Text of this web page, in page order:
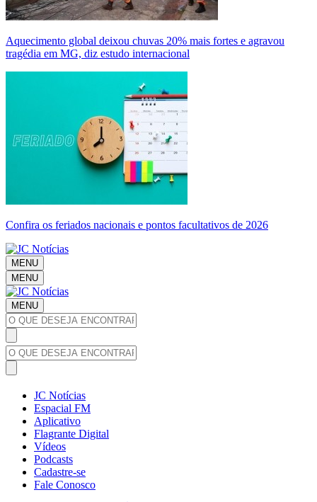
Aquecimento global deixou chuvas 20% mais fortes e agravou
tragédia em MG, diz estudo internacional
Confira os feriados nacionais e pontos facultativos de 2026
MENU
MENU
MENU
JC Notícias
Espacial FM
Aplicativo
Flagrante Digital
Vídeos
Podcasts
Cadastre-se
Fale Conosco